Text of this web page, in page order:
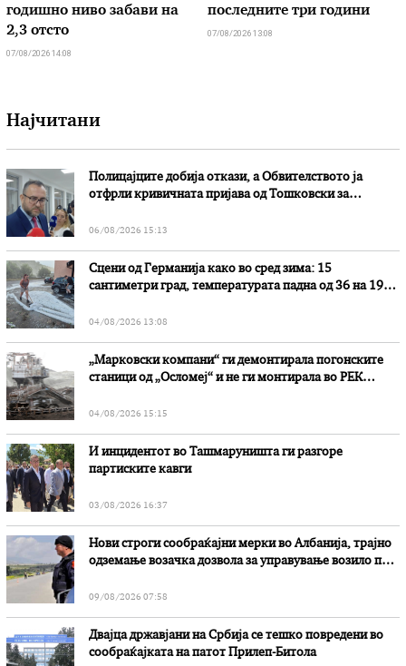
годишно ниво забави на
2,3 отсто
07/08/2026 14:08
последните три години
07/08/2026 13:08
Најчитани
Полицајците добија откази, а Обвителството ја
отфрли кривичната пријава од Тошковски за
06/08/2026 15:13
Сцени од Германија како во сред зима: 15
сантиметри град, температурата падна од 36 на 19
04/08/2026 13:08
„Марковски компани“ ги демонтирала погонските
станици од „Осломеј“ и не ги монтирала во РЕК
04/08/2026 15:15
И инцидентот во Ташмаруништa ги разгоре
партиските кавги
03/08/2026 16:37
Нови строги сообраќајни мерки во Aлбанија, трајно
одземање возачка дозвола за управување возило под
09/08/2026 07:58
Двајца државјани на Србија се тешко повредени во
сообраќајката на патот Прилеп-Битола